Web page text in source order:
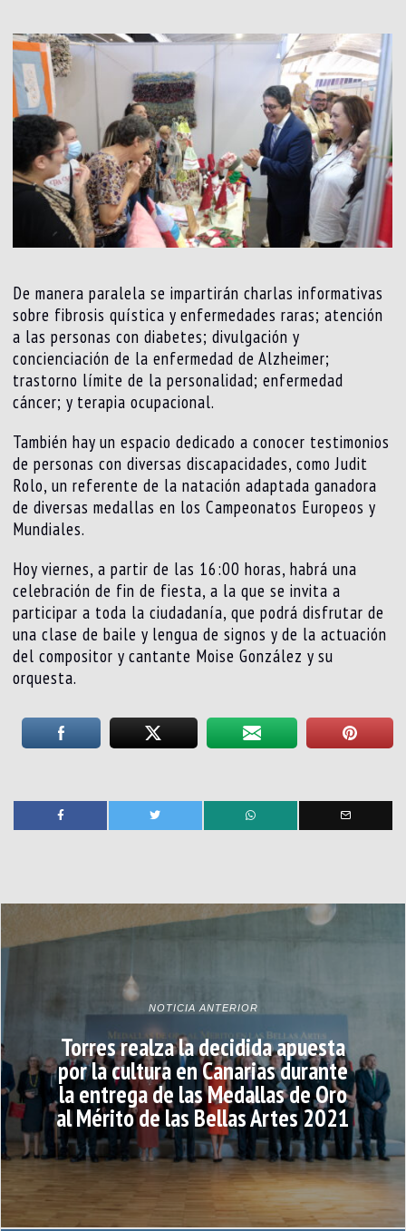
De manera paralela se impartirán charlas informativas
sobre fibrosis quística y enfermedades raras; atención
a las personas con diabetes; divulgación y
concienciación de la enfermedad de Alzheimer;
trastorno límite de la personalidad; enfermedad
cáncer; y terapia ocupacional.
También hay un espacio dedicado a conocer testimonios
de personas con diversas discapacidades, como Judit
Rolo, un referente de la natación adaptada ganadora
de diversas medallas en los Campeonatos Europeos y
Mundiales.
Hoy viernes, a partir de las 16:00 horas, habrá una
celebración de fin de fiesta, a la que se invita a
participar a toda la ciudadanía, que podrá disfrutar de
una clase de baile y lengua de signos y de la actuación
del compositor y cantante Moise González y su
orquesta.
NOTICIA ANTERIOR
Torres realza la decidida apuesta
por la cultura en Canarias durante
la entrega de las Medallas de Oro
al Mérito de las Bellas Artes 2021